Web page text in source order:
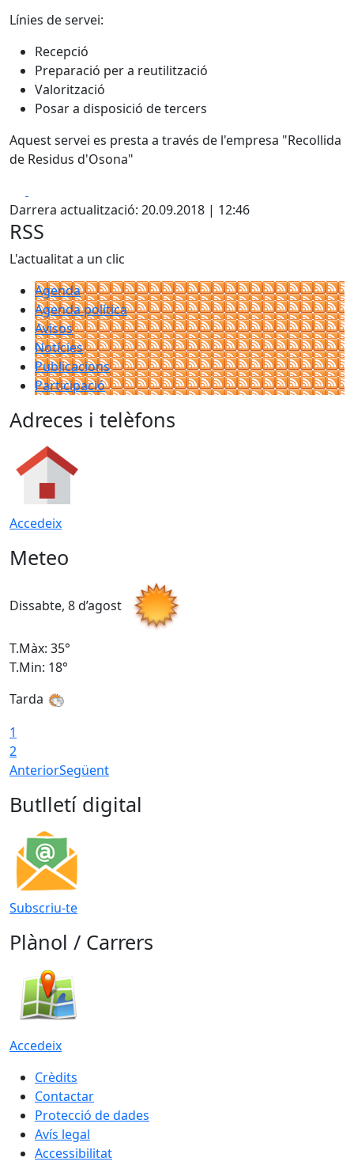
Línies de servei:
Recepció
Preparació per a reutilització
Valorització
Posar a disposició de tercers
Aquest servei es presta a través de l'empresa "Recollida
de Residus d'Osona"
Darrera actualització: 20.09.2018 | 12:46
RSS
L'actualitat a un clic
Agenda
Agenda política
Avisos
Notícies
Publicacions
Participació
Adreces i telèfons
Accedeix
Meteo
Dissabte, 8 d’agost
T.Màx: 35°
T.Min: 18°
Tarda
1
2
AnteriorSegüent
Butlletí digital
Subscriu-te
Plànol / Carrers
Accedeix
Crèdits
Contactar
Protecció de dades
Avís legal
Accessibilitat